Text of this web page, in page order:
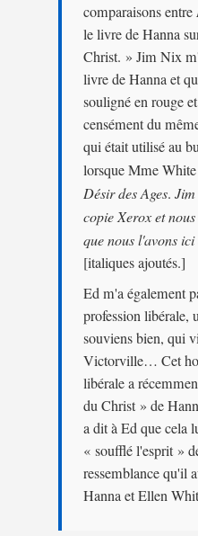
comparaisons entre
le livre de Hanna
Christ. » Jim Nix
livre de Hanna et
souligné en rouge
censément du
qui était utilisé au
lorsque Mme
Désir des Ages.
copie Xerox et
que nous l'avons
[italiques ajoutés.]
Ed m'a également
profession libérale,
souviens bien, qui
Victorville… Cet
libérale a
du Christ » de
a dit à Ed que cela
« soufflé l'esprit »
ressemblance qu'il
Hanna et Ellen